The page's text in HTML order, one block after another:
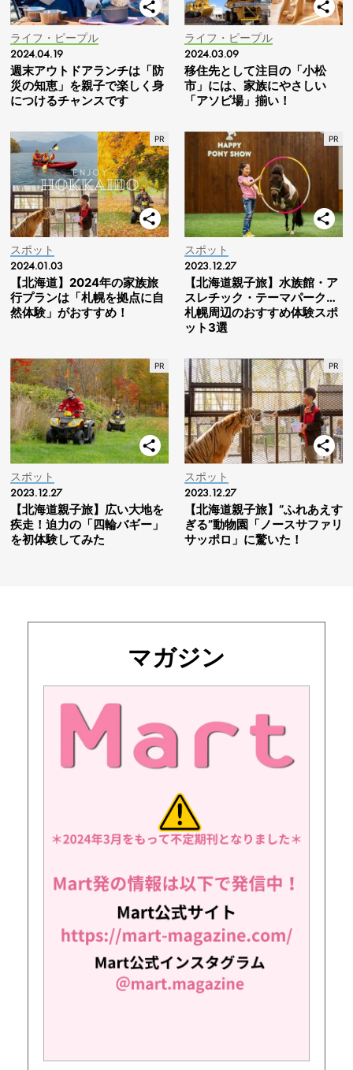
ライフ・ピープル
2024.04.19
週末アウトドアランチは「防
災の知恵」を親子で楽しく身
につけるチャンスです
ライフ・ピープル
2024.03.09
移住先として注目の「小松
市」には、家族にやさしい
「アソビ場」揃い！
スポット
2024.01.03
【北海道】2024年の家族旅
行プランは「札幌を拠点に自
然体験」がおすすめ！
スポット
2023.12.27
【北海道親子旅】水族館・ア
スレチック・テーマパーク…
札幌周辺のおすすめ体験スポ
ット3選
スポット
2023.12.27
【北海道親子旅】広い大地を
疾走！迫力の「四輪バギー」
を初体験してみた
スポット
2023.12.27
【北海道親子旅】“ふれあえす
ぎる”動物園「ノースサファリ
サッポロ」に驚いた！
マガジン